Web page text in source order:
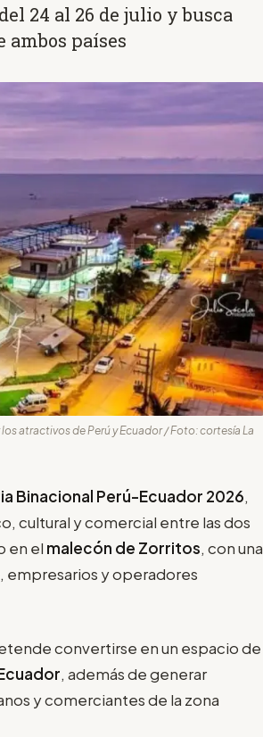
24 al 26 de julio y busca
países
atractivos de Perú y Ecuador / Foto: cortesía La
Binacional Perú-Ecuador 2026,
cultural y comercial entre las dos
en el malecón de Zorritos, con una
y operadores
convertirse en un espacio de
, además de generar
y comerciantes de la zona